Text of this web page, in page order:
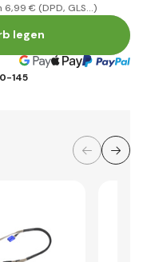
6,99 € (DPD, GLS...)
legen
145